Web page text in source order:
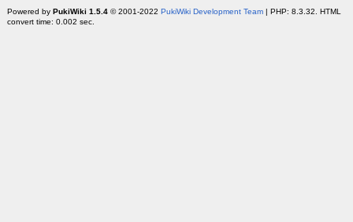
Powered by PukiWiki 1.5.4© 2001-2022 PukiWiki Development Team| PHP: 8.3.32. HTML
convert time: 0.002 sec.